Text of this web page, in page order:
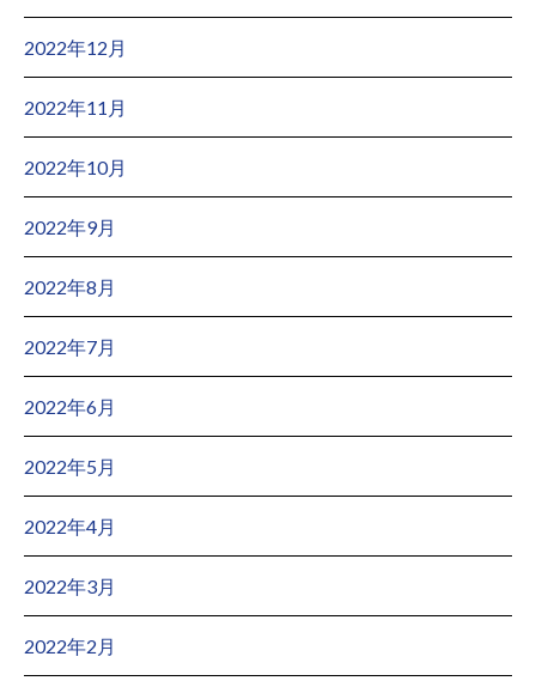
2022年12月
2022年11月
2022年10月
2022年9月
2022年8月
2022年7月
2022年6月
2022年5月
2022年4月
2022年3月
2022年2月